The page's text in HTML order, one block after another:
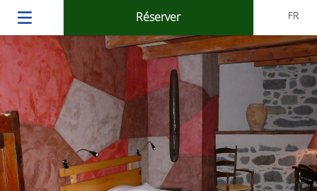
Réserver FR